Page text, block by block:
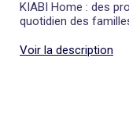
KIABI Home : des
quotidien des
Voir la description